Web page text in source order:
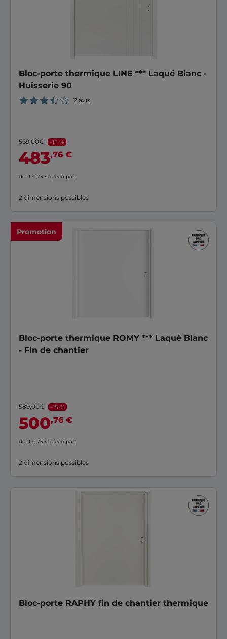
Bloc-porte thermique LINE *** Laqué Blanc -
Huisserie 90
2 avis
569,00€ -15 %
483,76 €
dont 0,73 € d’éco-part
2 dimensions possibles
Promotion
Bloc-porte thermique ROMY *** Laqué Blanc
- Fin de chantier
589,00€ -15 %
500,76 €
dont 0,73 € d’éco-part
2 dimensions possibles
Bloc-porte RAPHY fin de chantier thermique